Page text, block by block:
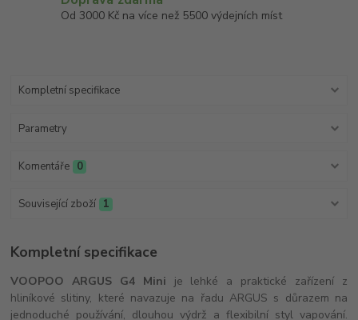
Od 3000 Kč na více než 5500 výdejních míst
Kompletní specifikace
Parametry
Komentáře 0
Související zboží 1
Kompletní specifikace
VOOPOO ARGUS G4 Mini je lehké a praktické zařízení z
hliníkové slitiny, které navazuje na řadu ARGUS s důrazem na
jednoduché používání, dlouhou výdrž a flexibilní styl vapování.